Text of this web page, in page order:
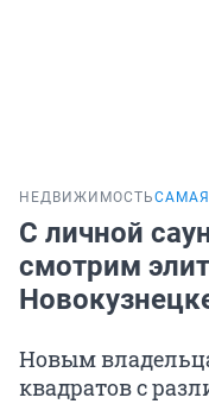
НЕДВИЖИМОСТЬ
С личной
смотрим
Новым
квадратов с